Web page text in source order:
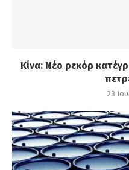
Κίνα: Νέο ρεκόρ
23